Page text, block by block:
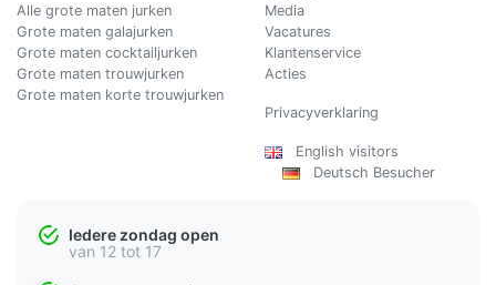
Alle grote maten jurken
Grote maten galajurken
Grote maten cocktailjurken
Grote maten trouwjurken
Grote maten korte trouwjurken
Media
Vacatures
Klantenservice
Acties
Privacyverklaring
English visitors
Deutsch Besucher
Iedere zondag open
van 12 tot 17